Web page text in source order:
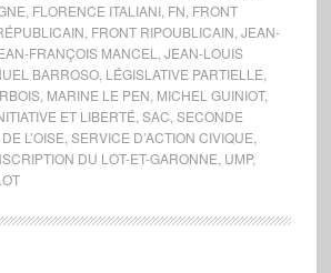
FLORENCE ITALIANI, FN FRONT
FRONT RIPOUBLICAIN JEAN-
FRANÇOIS MANCEL
JEAN-LOUIS
BARROSO, LÉGISLATIVE PARTIELLE
, MARINE LE PEN MICHEL GUINIOT,
ET LIBERTÉ SAC SECONDE
L’OISE SERVICE D’ACTION CIVIQUE
DU LOT-ET-GARONNE UMP,